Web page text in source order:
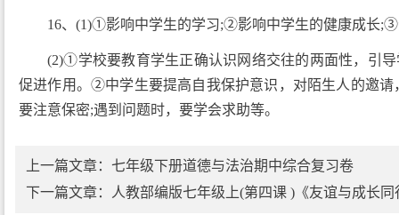
16、(1)①影响中学生的学习;②影响中学生的健康成长
(2)①学校要教育学生正确认识网络交往的两面性，引
促进作用。②中学生要提高自我保护意识，对陌生人的邀
要注意保密;遇到问题时，要学会求助等。
上一篇文章： 七年级下册道德与法治期中综合复习卷
下一篇文章：
人教部编版七年级上(第四课 )《友谊与成长